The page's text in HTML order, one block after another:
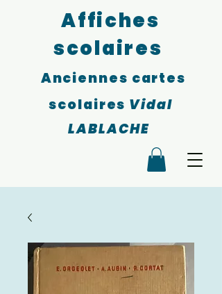
Affiches
scolaires
Anciennes cartes
scolaires Vidal
LABLACHE